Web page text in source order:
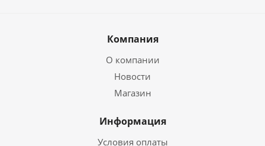
Компания
О компании
Новости
Магазин
Информация
Условия оплаты